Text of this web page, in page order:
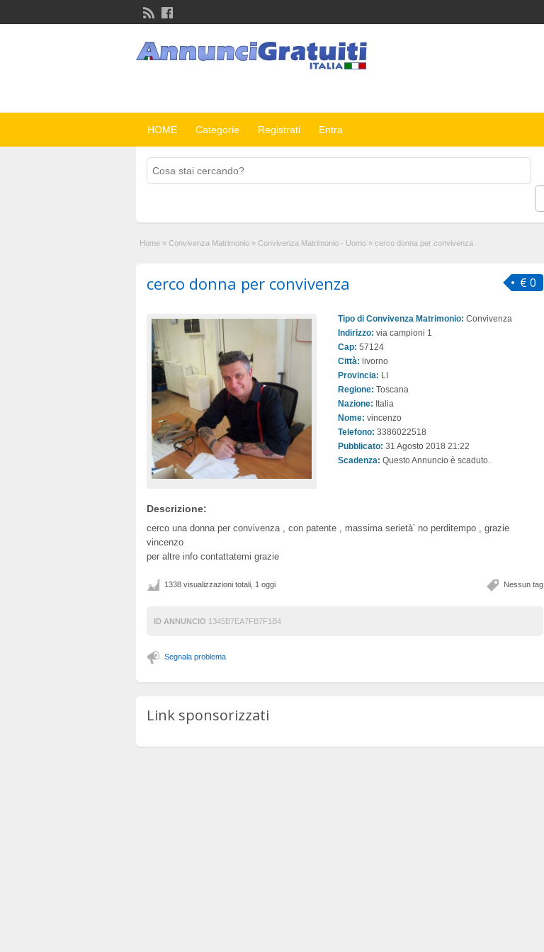
HOME Categorie Registrati Entra
Home » Convivenza Matrimonio » Convivenza Matrimonio - Uomo » cerco donna per convivenza
€ 0
cerco donna per convivenza
Tipo di Convivenza Matrimonio: Convivenza
Indirizzo: via campioni 1
Cap: 57124
Città: livorno
Provincia: LI
Regione: Toscana
Nazione: Italia
Nome: vincenzo
Telefono: 3386022518
Pubblicato: 31 Agosto 2018 21:22
Scadenza: Questo Annuncio è scaduto.
Descrizione:
cerco una donna per convivenza , con patente , massima serietà’ no perditempo , grazie
vincenzo
per altre info contattatemi grazie
Nessun tag
1338 visualizzazioni totali, 1 oggi
ID ANNUNCIO 1345B7EA7FB7F1B4
Segnala problema
Link sponsorizzati